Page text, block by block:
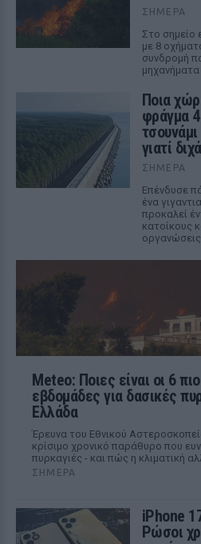
ΣΉΜΕΡΑ
Στο σημείο
με 8
συνδρομή
Ποια
φράγμα
γιατί
ΣΉΜΕΡΑ
Επένδυσε
ένα
προκαλεί
κατοίκους
οργανώσεις
Meteo: Ποιες είναι οι 6
εβδομάδες για δασικές
Ελλάδα
Έρευνα του Εθνικού
κρίσιμο χρονικό παράθυρο που
πυρκαγιές - και πώς η κλιματική
ΣΉΜΕΡΑ
iPhone
Ρώσοι